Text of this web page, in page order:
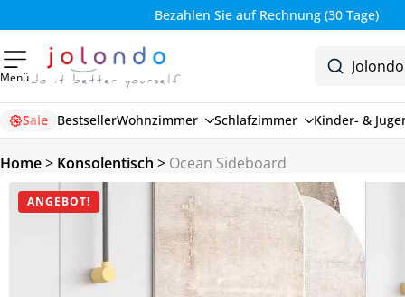
Bezahlen Sie auf Rechnung (30 Tage)
Menü
Sale BestsellerWohnzimmer Schlafzimmer Kinder- &
Home> Konsolentisch > Ocean Sideboard
ANGEBOT!